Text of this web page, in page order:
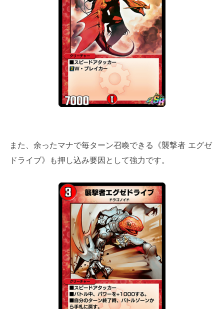
また、余ったマナで毎ターン召喚できる《襲撃者 エグゼ
ドライブ》も押し込み要因として強力です。